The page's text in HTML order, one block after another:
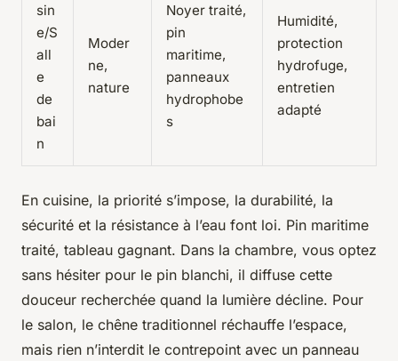
sin
e/S
all
e
de
bai
n
Moder
ne,
nature
Noyer traité,
pin
maritime,
panneaux
hydrophobe
s
Humidité,
protection
hydrofuge,
entretien
adapté
En cuisine, la priorité s’impose, la durabilité, la
sécurité et la résistance à l’eau font loi. Pin maritime
traité, tableau gagnant. Dans la chambre, vous optez
sans hésiter pour le pin blanchi, il diffuse cette
douceur recherchée quand la lumière décline. Pour
le salon, le chêne traditionnel réchauffe l’espace,
mais rien n’interdit le contrepoint avec un panneau